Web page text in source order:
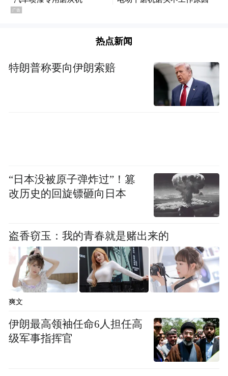
热点新闻
特朗普称要向伊朗索赔
“日本没被原子弹炸过”！篡
改历史的回旋镖砸向日本
盗香窃玉：我的青春就是赌出来的
爽文
伊朗最高领袖任命6人担任高
级军事指挥官